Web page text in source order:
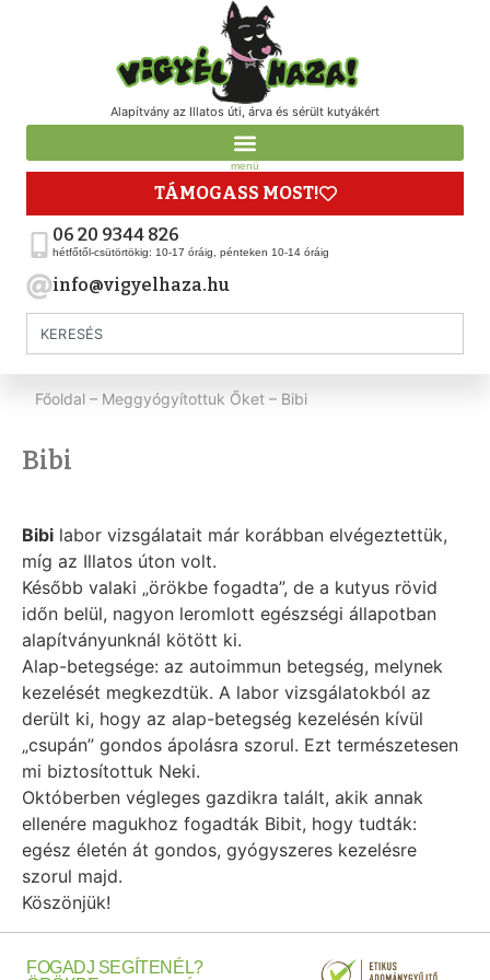
Alapítvány az Illatos úti, árva és sérült kutyákért
menü
TÁMOGASS MOST!
06 20 9344 826
hétfőtől-csütörtökig: 10-17 óráig, pénteken 10-14 óráig
info@vigyelhaza.hu
Főoldal – Meggyógyítottuk Őket – Bibi
Bibi
Bibi labor vizsgálatait már korábban elvégeztettük,
míg az Illatos úton volt.
Később valaki „örökbe fogadta”, de a kutyus rövid
időn belül, nagyon leromlott egészségi állapotban
alapítványunknál kötött ki.
Alap-betegsége: az autoimmun betegség, melynek
kezelését megkezdtük. A labor vizsgálatokból az
derült ki, hogy az alap-betegség kezelésén kívül
„csupán” gondos ápolásra szorul. Ezt természetesen
mi biztosítottuk Neki.
Októberben végleges gazdikra talált, akik annak
ellenére magukhoz fogadták Bibit, hogy tudták:
egész életén át gondos, gyógyszeres kezelésre
szorul majd.
Köszönjük!
FOGADJ SEGÍTENÉL?